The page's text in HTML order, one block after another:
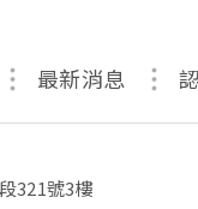
最新消息
321號3樓